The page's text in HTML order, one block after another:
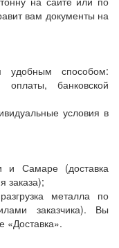
вам документы на
удобным способом:
банковской
условия в
и Самаре (доставка
заказа);
металла по
заказчика). Вы
«Доставка».